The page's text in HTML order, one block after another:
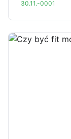
30.11.-0001